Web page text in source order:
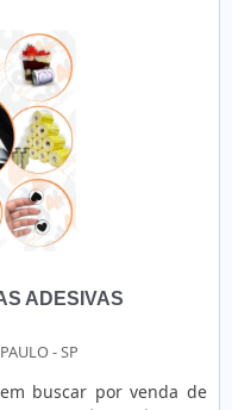
ADESIVAS
- SP
buscar por venda de